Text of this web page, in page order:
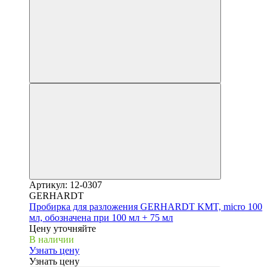
Артикул: 12-0307
GERHARDT
Пробирка для разложения GERHARDT KMT, micro 100
мл, обозначена при 100 мл + 75 мл
Цену уточняйте
В наличии
Узнать цену
Узнать цену